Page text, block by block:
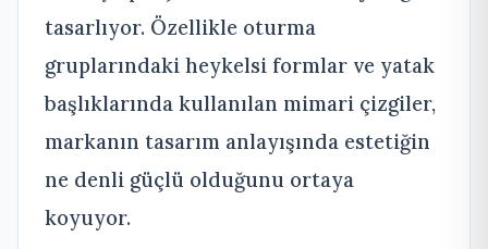
tasarlıyor. Özellikle oturma
gruplarındaki heykelsi formlar ve yatak
başlıklarında kullanılan mimari çizgiler,
markanın tasarım anlayışında estetiğin
ne denli güçlü olduğunu ortaya
koyuyor.